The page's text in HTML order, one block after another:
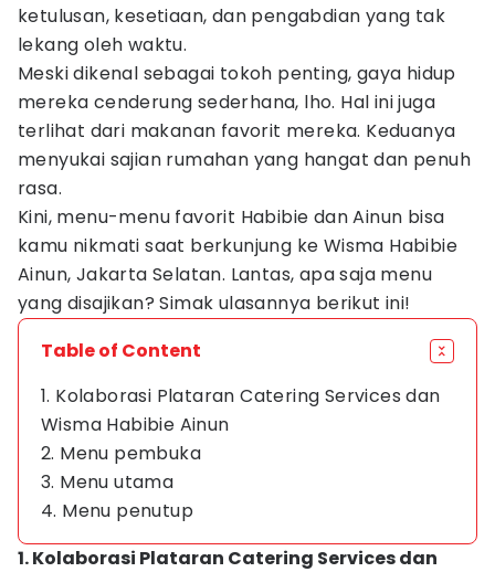
ketulusan, kesetiaan, dan pengabdian yang tak
lekang oleh waktu.
Meski dikenal sebagai tokoh penting, gaya hidup
mereka cenderung sederhana, lho. Hal ini juga
terlihat dari makanan favorit mereka. Keduanya
menyukai sajian rumahan yang hangat dan penuh
rasa.
Kini, menu-menu favorit Habibie dan Ainun bisa
kamu nikmati saat berkunjung ke Wisma Habibie
Ainun, Jakarta Selatan. Lantas, apa saja menu
yang disajikan? Simak ulasannya berikut ini!
Table of Content
1. Kolaborasi Plataran Catering Services dan
Wisma Habibie Ainun
2. Menu pembuka
3. Menu utama
4. Menu penutup
1. Kolaborasi Plataran Catering Services dan